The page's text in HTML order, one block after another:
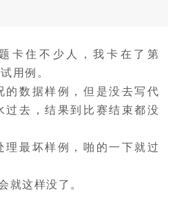
卡住不少人，我卡在了第
用例。
的数据样例，但是没去写代
过去，结果到比赛结束都没
理最坏样例，啪的一下就过
就这样没了。